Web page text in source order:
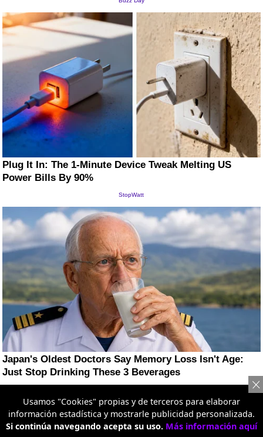
Usamos "Cookies" propias y de terceros para elaborar
información estadística y mostrarle publicidad personalizada.
Si continúa navegando acepta su uso. Más información aquí